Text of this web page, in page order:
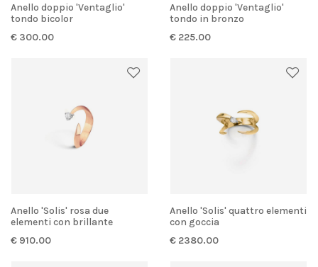
Anello doppio 'Ventaglio'
tondo bicolor
€ 300.00
Anello doppio 'Ventaglio'
tondo in bronzo
€ 225.00
Anello 'Solis' rosa due
elementi con brillante
€ 910.00
Anello 'Solis' quattro elementi
con goccia
€ 2380.00